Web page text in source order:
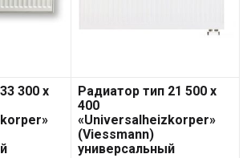
300 x
Радиатор тип 21 500 x
400
«Universalheizkorper»
(Viessmann)
универсальный